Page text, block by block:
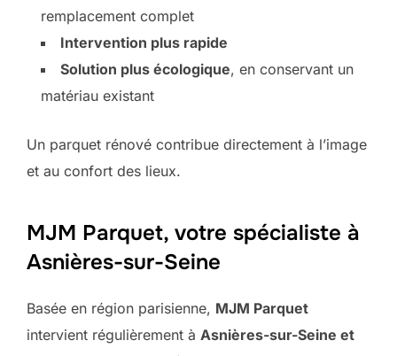
remplacement complet
Intervention plus rapide
Solution plus écologique, en conservant un
matériau existant
Un parquet rénové contribue directement à l’image
et au confort des lieux.
MJM Parquet, votre spécialiste à
Asnières-sur-Seine
Basée en région parisienne, MJM Parquet
intervient régulièrement à Asnières-sur-Seine et